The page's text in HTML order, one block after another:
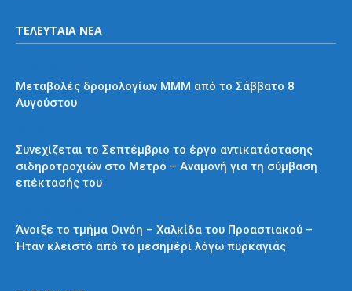
ΤΕΛΕΥΤΑΙΑ ΝΕΑ
Μεταβολές δρομολογίων ΜΜΜ από το Σάββατο 8
Αυγούστου
Συνεχίζεται το Σεπτέμβριο το έργο αντικατάστασης
σιδηροτροχιών στο Μετρό – Αναμονή για τη σύμβαση
επέκτασής του
Άνοιξε το τμήμα Οινόη – Χαλκίδα του Προαστιακού –
Ήταν κλειστό από το μεσημέρι λόγω πυρκαγιάς